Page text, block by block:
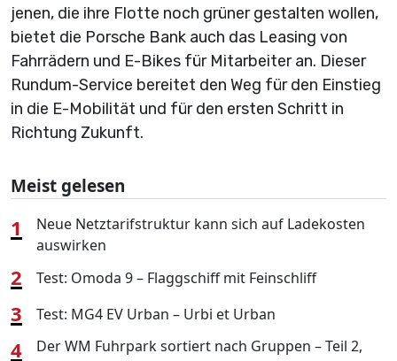
jenen, die ihre Flotte noch grüner gestalten wollen,
bietet die Porsche Bank auch das Leasing von
Fahrrädern und E-Bikes für Mitarbeiter an. Dieser
Rundum-Service bereitet den Weg für den Einstieg
in die E-Mobilität und für den ersten Schritt in
Richtung Zukunft.
Meist gelesen
1
Neue Netztarifstruktur kann sich auf Ladekosten
auswirken
2 Test: Omoda 9 – Flaggschiff mit Feinschliff
3 Test: MG4 EV Urban – Urbi et Urban
4
Der WM Fuhrpark sortiert nach Gruppen – Teil 2,